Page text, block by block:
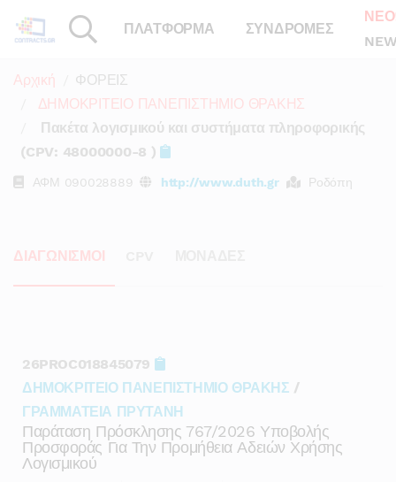
ΠΛΑΤΦΟΡΜΑ ΣΥΝΔΡΟΜΕΣ
Αρχική
ΦΟΡΕΙΣ
ΔΗΜΟΚΡΙΤΕΙΟ ΠΑΝΕΠΙΣΤΗΜΙΟ ΘΡΑΚΗΣ
Πακέτα λογισμικού και συστήματα πληροφορικής
(CPV: 48000000-8 )
ΑΦΜ 090028889 http://www.duth.gr Ροδόπη
ΔΙΑΓΩΝΙΣΜΟΙ
26PROC018845079
ΔΗΜΟΚΡΙΤΕΙΟ ΠΑΝΕΠΙΣΤΗΜΙΟ ΘΡΑΚΗΣ /
ΓΡΑΜΜΑΤΕΙΑ ΠΡΥΤΑΝΗ
Παράταση Πρόσκλησης 767/2026 Υποβολής
Προσφοράς Για Την Προμήθεια Αδειών Χρήσης
Λογισμικού